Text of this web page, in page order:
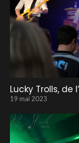
Lucky Trolls, de
19 mai 2023